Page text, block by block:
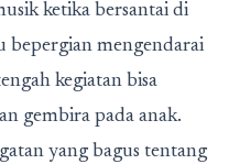
ketika bersantai di
bepergian mengendarai
kegiatan bisa
gembira pada anak.
yang bagus tentang